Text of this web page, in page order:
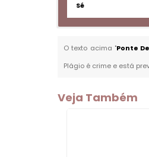
Sé
O texto acima "Ponte
Plágio é crime e está
Veja Também